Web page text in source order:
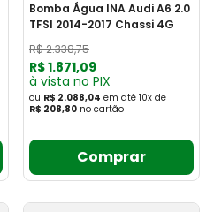
Bomba Água INA Audi A6 2.0
TFSI 2014-2017 Chassi 4G
R$2.338,75
R$1.871,09
à vista no PIX
ou R$ 2.088,04 em até 10x de
R$ 208,80 no cartão
Comprar